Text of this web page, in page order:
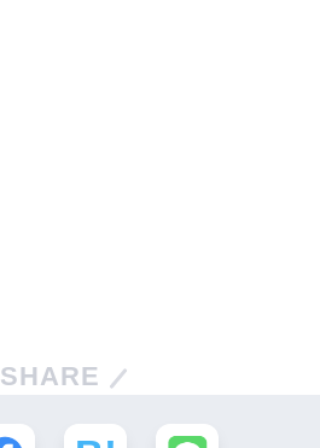
SHARE